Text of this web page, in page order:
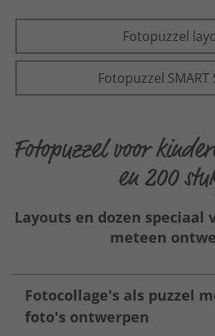
Fotopuzzel
Fotopuzzel SMART
Fotopuzzel voor
en 200
Layouts en dozen speciaal
meteen
Fotocollage's als puzzel
foto's ontwerpen